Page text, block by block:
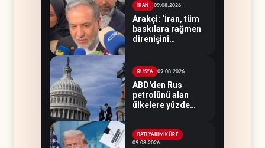
İRAN 09.08.2026
Arakçi: ‘İran, tüm
baskılara rağmen
direnişini
RUSYA 09.08.2026
ABD'den Rus
petrolünü alan
ülkelere yüzde
BATI YARIM KÜRE
09.08.2026